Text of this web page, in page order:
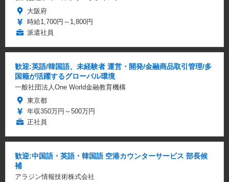
大阪府
時給1,700円～1,800円
派遣社員
歓迎:英語/韓国語、未経験者 運営・開発/金融商品取引管理/多
国籍が活躍するグローバル環境
一般社団法人One World金融教育機構
東京都
年収350万円～500万円
正社員
歓迎:中国語・英語・韓国語 空港カウンターサービス 部長候
補
アラジン情報技術株式会社